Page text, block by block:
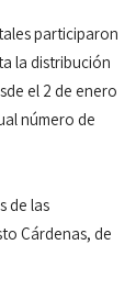
participaron
la distribución
el 2 de enero
número de
de las
Cárdenas, de